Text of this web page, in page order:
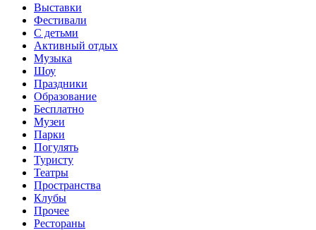
Выставки
Фестивали
С детьми
Активный отдых
Музыка
Шоу
Праздники
Образование
Бесплатно
Музеи
Парки
Погулять
Туристу
Театры
Пространства
Клубы
Прочее
Рестораны